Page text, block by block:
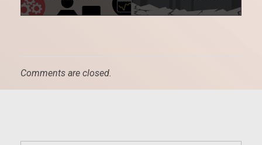
Comments are closed.